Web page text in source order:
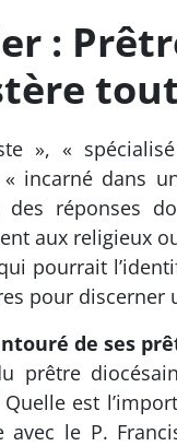
:
», «
« incarné dans
des réponses
aux religieux
pourrait
pour discerner
de ses
prêtre
est
avec le P.